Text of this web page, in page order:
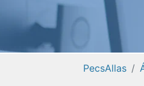
PecsAllas